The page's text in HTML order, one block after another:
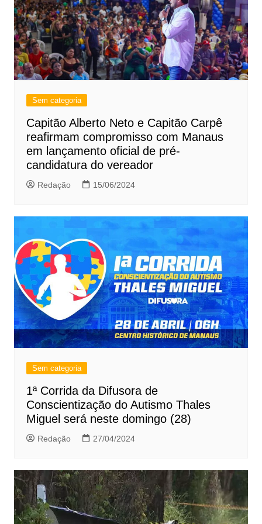
Sem categoria
Capitão Alberto Neto e Capitão Carpê
reafirmam compromisso com Manaus
em lançamento oficial de pré-
candidatura do vereador
Redação 15/06/2024
Sem categoria
1ª Corrida da Difusora de
Conscientização do Autismo Thales
Miguel será neste domingo (28)
Redação 27/04/2024